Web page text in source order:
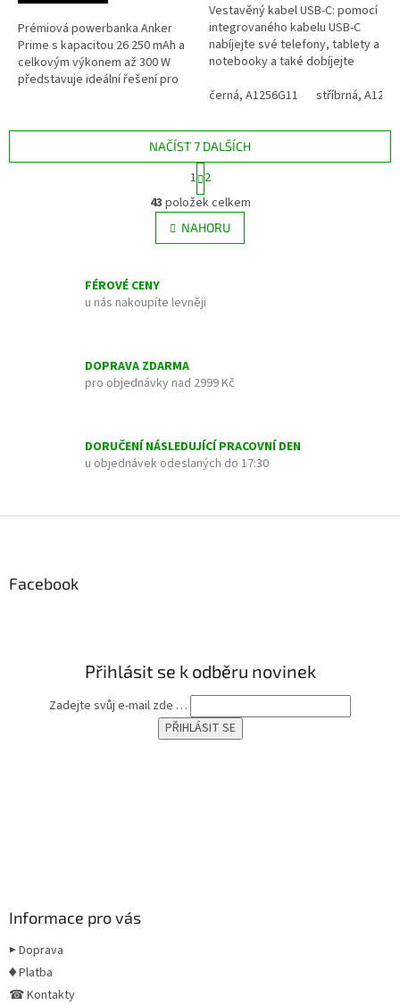
Prémiová powerbanka Anker
Prime s kapacitou 26 250 mAh a
celkovým výkonem až 300 W
představuje ideální řešení pro
5
hvězdiček.
Vestavěný kabel USB-C: pomocí
integrovaného kabelu USB-C
nabíjejte své telefony, tablety a
notebooky a také dobíjejte
všechny své potřeby nabíjení....
černá, A1256G11 stříbrná,
O
v
l
á
c
í
k
p
i
NAČÍST 7 DALŠÍCH
S
t
r
á
n
k
n
1 2
43 položek celkem
NAHORU
FÉROVÉ CENY
u nás nakoupíte levněji
DOPRAVA ZDARMA
pro objednávky nad 2999 Kč
DORUČENÍ NÁSLEDUJÍCÍ PRACOVNÍ DEN
u objednávek odeslaných do 17:30
Facebook
Přihlásit se k odběru novinek
Zadejte svůj e-mail zde …
Informace pro vás
▶ Doprava
♦ Platba
☎ Kontakty